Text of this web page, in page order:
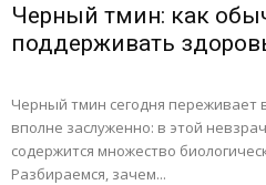
Черный тмин: как
поддерживать
Черный тмин сегодня переживает
вполне заслуженно: в этой
содержится множество
Разбираемся, зачем...